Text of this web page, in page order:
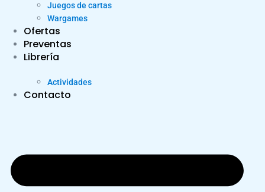
Juegos de cartas
Wargames
Ofertas
Preventas
Librería
Actividades
Contacto